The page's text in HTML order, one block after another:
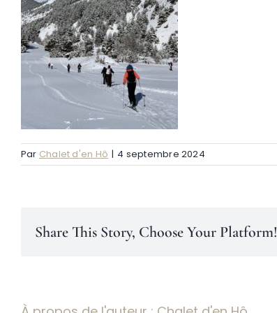
Par Chalet d'en Hô | 4 septembre 2024
Share This Story, Choose Your Platform!